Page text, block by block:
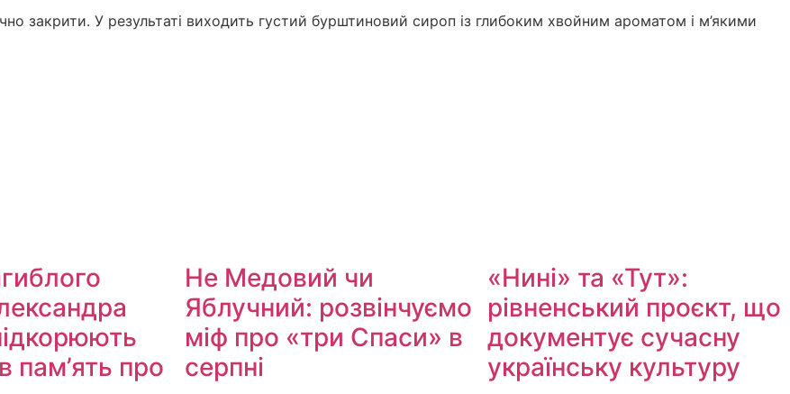
закрити. У результаті виходить густий бурштиновий сироп із глибоким хвойним ароматом і м’якими
пам’ять про
Не Медовий чи
Яблучний: розвінчуємо
міф про «три Спаси» в
серпні
«Нині» та «Тут»:
рівненський проєкт, що
документує сучасну
українську культуру